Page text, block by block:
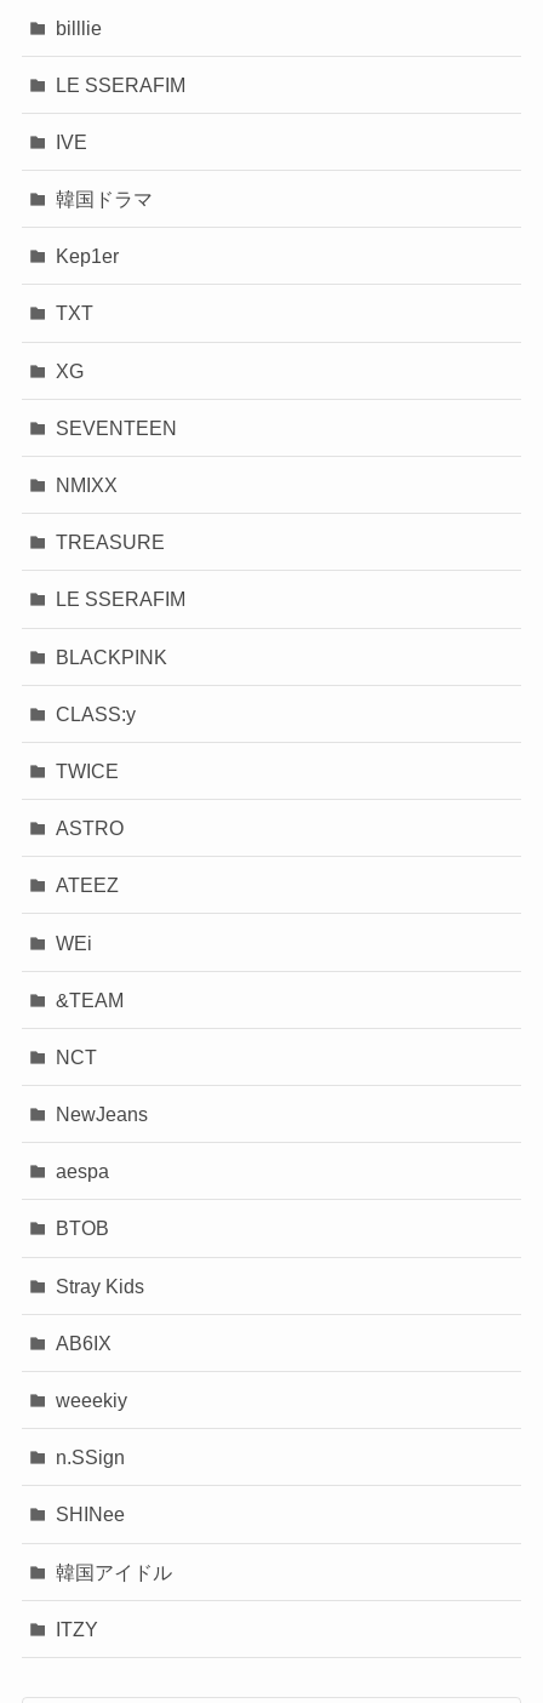
billlie
LE SSERAFIM
IVE
韓国ドラマ
Kep1er
TXT
XG
SEVENTEEN
NMIXX
TREASURE
LE SSERAFIM
BLACKPINK
CLASS:y
TWICE
ASTRO
ATEEZ
WEi
&TEAM
NCT
NewJeans
aespa
BTOB
Stray Kids
AB6IX
weeekiy
n.SSign
SHINee
韓国アイドル
ITZY